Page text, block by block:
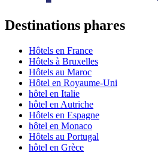
Destinations phares
Hôtels en France
Hôtels à Bruxelles
Hôtels au Maroc
Hôtel en Royaume-Uni
hôtel en Italie
hôtel en Autriche
Hôtels en Espagne
hôtel en Monaco
Hôtels au Portugal
hôtel en Grèce